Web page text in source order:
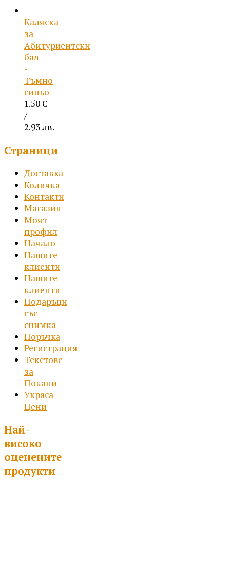
Каляска
за
Абитуриентски
бал
-
Тъмно
синьо
1.50€
/
2.93 лв.
Страници
Доставка
Количка
Контакти
Магазин
Моят
профил
Начало
Нашите
клиенти
Нашите
клиенти
Подаръци
със
снимка
Поръчка
Регистрация
Текстове
за
Покани
Украса
Цени
Най-
високо
оценените
продукти